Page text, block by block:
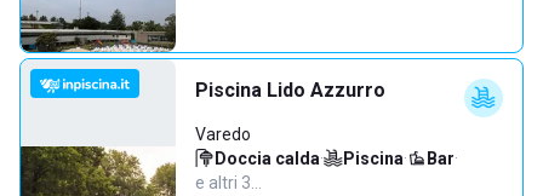
Piscina Lido Azzurro
Varedo
Doccia calda· Piscina· Bar·
e altri 3…